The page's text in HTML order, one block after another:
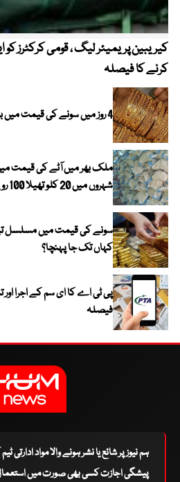
کرنے کا فیصلہ
4 روز میں سونے کی قیمت میں بڑا اضافہ
ملک بھر میں آٹے کی قیمت
شہروں میں 20 کلو تھیلا 100 روپے تک مہنگا
سونے کی قیمت میں مسلسل
کہاں تک جا پہنچا؟
پی ٹی اے کا ای سم کے اجرا
فیصلہ
ہم نیوز پر شائع یا نشر ہونے والا مواد
پیشگی اجازت کسی بھی صورت میں استعمال